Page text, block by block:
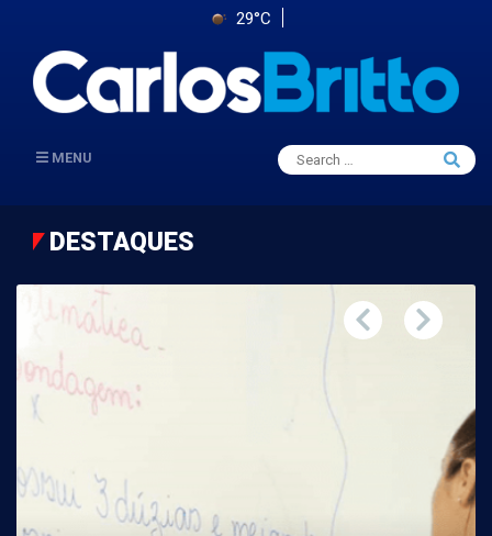
29°C
MENU
Search
for:
Search
DESTAQUES